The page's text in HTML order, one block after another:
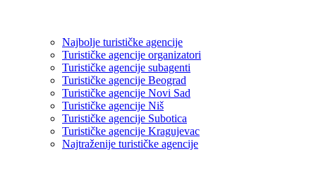
Najbolje turističke agencije
Turističke agencije organizatori
Turističke agencije subagenti
Turističke agencije Beograd
Turističke agencije Novi Sad
Turističke agencije Niš
Turističke agencije Subotica
Turističke agencije Kragujevac
Najtraženije turističke agencije